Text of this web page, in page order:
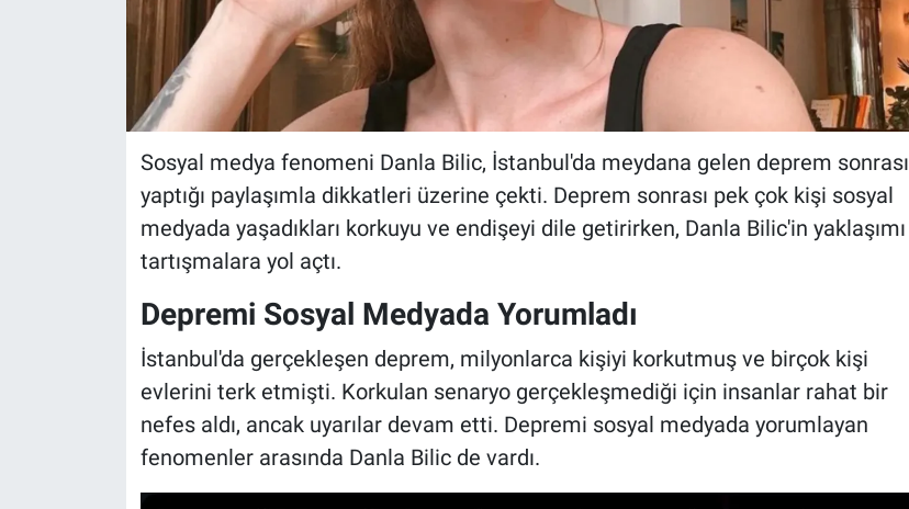
Sosyal medya fenomeni Danla Bilic, İstanbul'da meydana gelen deprem sonrası
yaptığı paylaşımla dikkatleri üzerine çekti. Deprem sonrası pek çok kişi sosyal
medyada yaşadıkları korkuyu ve endişeyi dile getirirken, Danla Bilic'in yaklaşımı
tartışmalara yol açtı.
Depremi Sosyal Medyada Yorumladı
İstanbul'da gerçekleşen deprem, milyonlarca kişiyi korkutmuş ve birçok kişi
evlerini terk etmişti. Korkulan senaryo gerçekleşmediği için insanlar rahat bir
nefes aldı, ancak uyarılar devam etti. Depremi sosyal medyada yorumlayan
fenomenler arasında Danla Bilic de vardı.